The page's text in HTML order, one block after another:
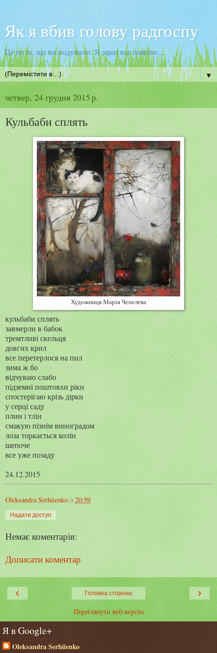
Як я вбив голову радгоспу
Це не те, що ви подумали. Я зараз все поясню...
▼
четвер, 24 грудня 2015 р.
Кульбаби сплять
Художниця Марія Чепелева
кульбаби сплять
завмерли в бабок
тремтливі скельця
довгих крил
все перетерлося на пил
зима ж бо
відчуваю слабо
підземні поштовхи ріки
спостерігаю крізь дірки
у серці саду
плин і тлін
смакую пізнім виноградом
лоза торкається колін
шепоче
все уже позаду
24.12.2015
Oleksandra Serhiienko о 20:59
Надати доступ
Немає коментарів:
Дописати коментар
‹ ›
Головна сторінка
Переглянути веб-версію
Я в Google+
Oleksandra Serhiienko